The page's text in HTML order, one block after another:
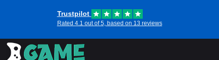
Trustpilot
Rated 4.1 out of 5, based on 13 reviews